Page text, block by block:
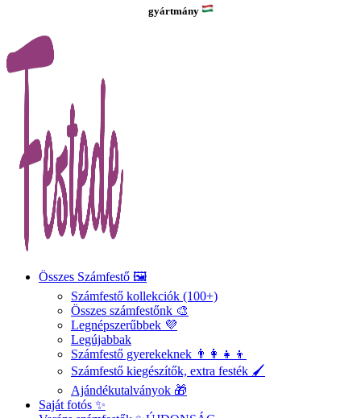
gyártmány
Összes Számfestő 🖼️
Számfestő kollekciók (100+)
Összes számfestőnk 🎨
Legnépszerűbbek 💜
Legújabbak
Számfestő gyerekeknek 👨‍👩‍👧‍👦
Számfestő kiegészítők, extra festék 🖌️
Ajándékutalványok 🎁
Saját fotós ✨